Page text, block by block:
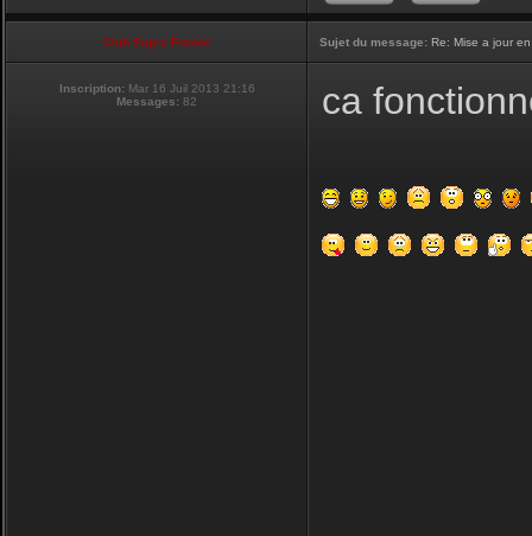
Club Supra France Sujet du message: Re: Mise a jour
Inscription: Mar 16 Juil 2013 21:16
Messages: 82 ca